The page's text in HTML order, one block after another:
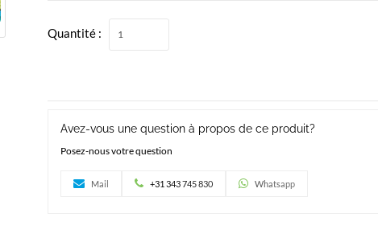
Quantité :
Avez-vous une question à propos de ce produit?
Posez-nous votre question
Mail +31 343 745 830 Whatsapp